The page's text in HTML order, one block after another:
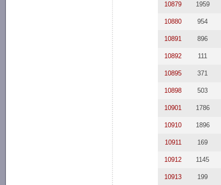
10879 1959
10880 954
10891 896
10892 111
10895 371
10898 503
10901 1786
10910 1896
10911 169
10912 1145
10913 199